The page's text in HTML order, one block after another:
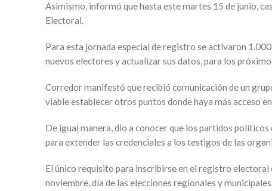
Asimismo, informó que hasta este martes 15 de junio,
Electoral.
Para esta jornada especial de registro se activaron
nuevos electores y actualizar sus datos, para los
Corredor manifestó que recibió comunicación de un
viable establecer otros puntos donde haya más acceso
De igual manera, dio a conocer que los partidos
para extender las credenciales a los testigos de las
El único requisito para inscribirse en el registro electoral
noviembre, día de las elecciones regionales y